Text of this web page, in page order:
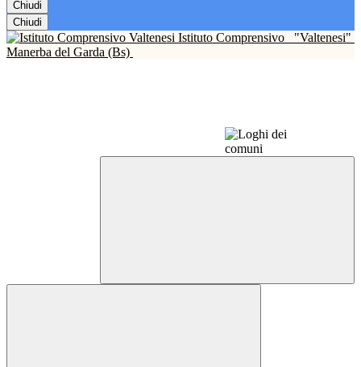
Chiudi
Chiudi
Istituto Comprensivo
"Valtenesi"
Manerba del Garda (Bs)